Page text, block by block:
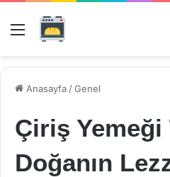
Menü
Anasayfa /Genel
Çiriş Yemeği
Doğanın